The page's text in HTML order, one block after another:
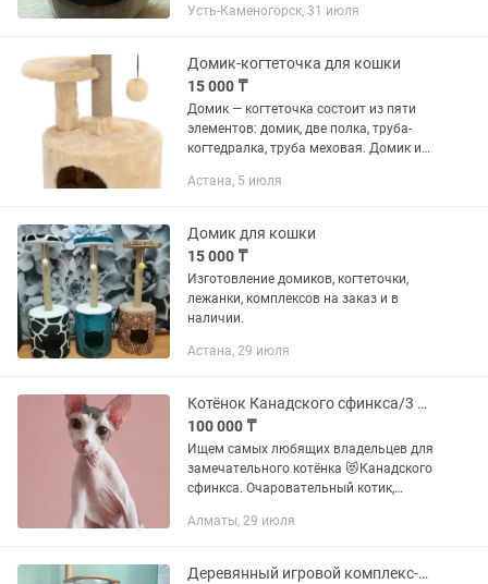
безопасности. Отлично подходит для
Нейтральный...
Усть-Каменогорск, 31 июля
Домик-когтеточка для кошки
15 000 ₸
Домик — когтеточка состоит из пяти
элементов: домик, две полка, труба-
когтедралка, труба меховая. Домик и
ДВП, обработанные игрушечным
Астана, 5 июля
Домик для кошки
15 000 ₸
Изготовление домиков, когтеточки,
лежанки, комплексов на заказ и в
наличии.
Астана, 29 июля
Котёнок Канадского сфинкса/3 мес/готов к переезду/
100 000 ₸
Ищем самых любящих владельцев для
замечательного котёнка 😻Канадского
сфинкса. Очаровательный котик,
Родился 23 февраля 2026 Шикарный
Алматы, 29 июля
Деревянный игровой комплекс-когтеточка для кошек с капсулой